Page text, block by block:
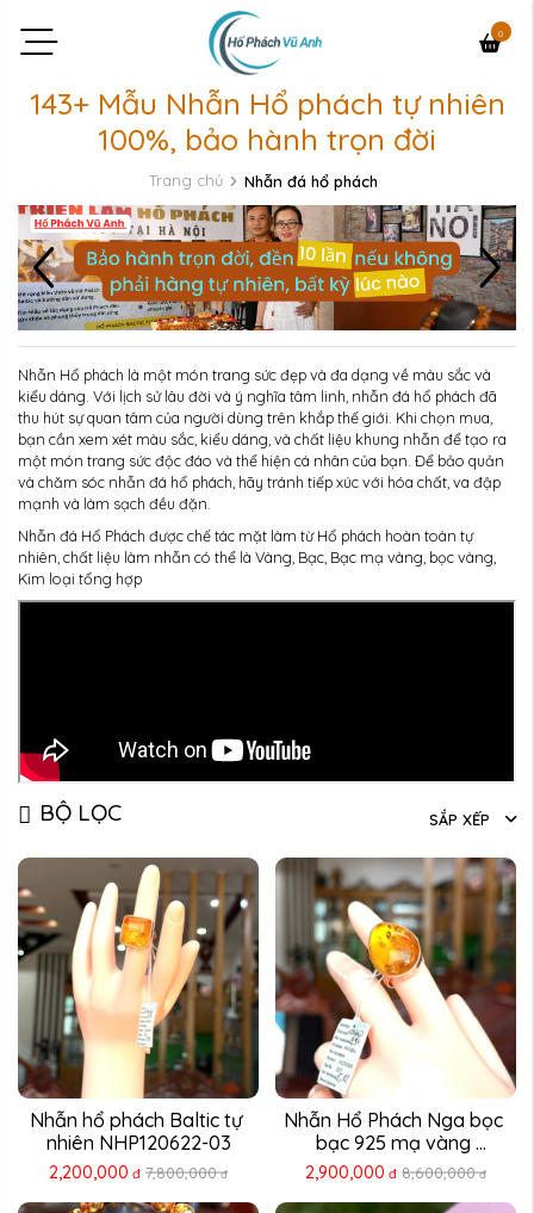
0
143+ Mẫu Nhẫn Hổ phách tự nhiên
100%, bảo hành trọn đời
Trang chủ Nhẫn đá hổ phách
Nhẫn Hổ phách là một món trang sức đẹp và đa dạng về màu sắc và
kiểu dáng. Với lịch sử lâu đời và ý nghĩa tâm linh, nhẫn đá hổ phách đã
thu hút sự quan tâm của người dùng trên khắp thế giới. Khi chọn mua,
bạn cần xem xét màu sắc, kiểu dáng, và chất liệu khung nhẫn để tạo ra
một món trang sức độc đáo và thể hiện cá nhân của bạn. Để bảo quản
và chăm sóc nhẫn đá hổ phách, hãy tránh tiếp xúc với hóa chất, va đập
mạnh và làm sạch đều đặn.
Nhẫn đá Hổ Phách được chế tác mặt làm từ Hổ phách hoàn toàn tự
nhiên, chất liệu làm nhẫn có thể là Vàng, Bạc, Bạc mạ vàng, bọc vàng,
Kim loại tổng hợp
BỘ LỌC SẮP XẾP
Nhẫn hổ phách Baltic tự
nhiên NHP120622-03
2,200,000 đ 7,800,000 đ
Nhẫn Hổ Phách Nga bọc
bạc 925 mạ vàng
NHP230311-12
2,900,000 đ 8,600,000 đ